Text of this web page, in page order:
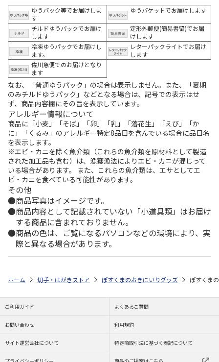
ゆうパック等でお届けしま
す
ゆうパケットでお届けします
チルドゆうパックでお届け
します
定形外郵便(簡易書留)でお届
けします
冷凍ゆうパックでお届けし
ます。
レターパックライトでお届け
します
佐川急便でのお届けとなり
ます
なお、「普通ゆうパック」の場合は表示しません。また、「夏期
のみチルドゆうパック」などとなる場合は、記号での表示はせ
ず、商品内容欄にその旨を表示しています。
アレルギー情報について
商品に「小麦」「そば」「卵」「乳」「落花生」「えび」「か
に」「くるみ」のアレルギー特定8品目を含んでいる場合に品目名
を表示します。
※エビ・カニを除く魚介類（これらの魚介類を原材料として製造
された加工品も含む）は、漁獲漁法によりエビ・カニが混じって
いる場合があります。 また、これらの魚介類は、エサとしてエ
ビ・カニを食べている可能性があります。
その他
商品写真はイメージです。
商品内容として記載されていない「小道具類」はお届け
する商品に含まれておりません。
商品の色は、ご覧になるパソコンなどの環境により、実
際と異なる場合があります。
ホーム 切手・はがきストア ぽすくまのおきにいりグッズ ぽすくま
ご利用ガイド よくあるご質問
お問い合わせ 利用規約
サイト運営会社について 特定商取引法に基づく表記について